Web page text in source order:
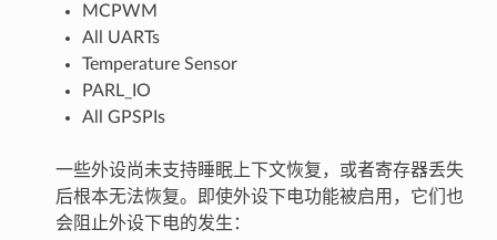
MCPWM
All UARTs
Temperature Sensor
PARL_IO
All GPSPIs
一些外设尚未支持睡眠上下文恢复，或者寄存器丢失
后根本无法恢复。即使外设下电功能被启用，它们也
会阻止外设下电的发生：